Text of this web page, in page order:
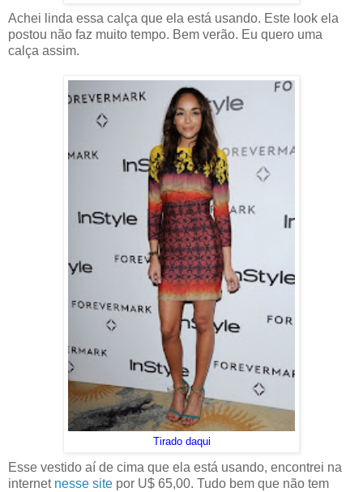
Achei linda essa calça que ela está usando. Este look ela
postou não faz muito tempo. Bem verão. Eu quero uma
calça assim.
Tirado daqui
Esse vestido aí de cima que ela está usando, encontrei na
internet nesse site por U$ 65,00. Tudo bem que não tem